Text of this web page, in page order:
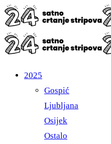
2025
Gospić
Ljubljana
Osijek
Ostalo